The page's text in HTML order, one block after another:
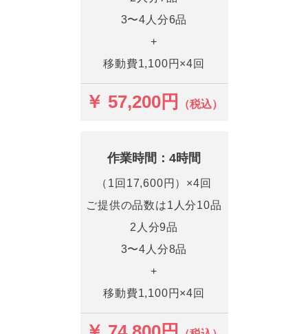
3〜4人分6品
+
移動費1,100円×4回
￥ 57,200円 （税込）
作業時間：4時間
（1回17,600円）×4回
ご提供の品数は1人分10品
2人分9品
3〜4人分8品
+
移動費1,100円×4回